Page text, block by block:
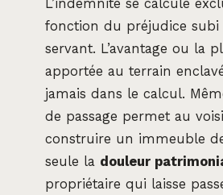
L’indemnité se calcule
fonction du préjudice subi
servant. L’avantage ou la
apportée au terrain
jamais dans le calcul.
de passage permet au
construire un immeuble
seule la douleur
propriétaire qui laisse